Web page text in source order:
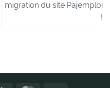
migration du site Pajemploi
!